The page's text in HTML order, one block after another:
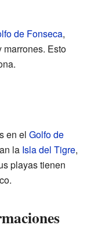
de Fonseca,
Esto
en el Golfo de
la Isla del Tigre,
playas tienen